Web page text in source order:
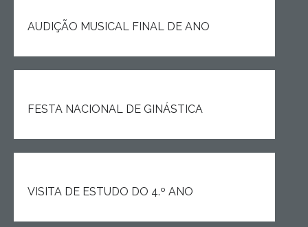
AUDIÇÃO MUSICAL FINAL DE ANO
FESTA NACIONAL DE GINÁSTICA
VISITA DE ESTUDO DO 4.º ANO